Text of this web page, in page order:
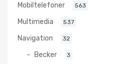
Mobiltelefoner 563
Multimedia 537
Navigation 32
Becker 3